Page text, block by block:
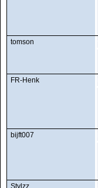
tomson
FR-Henk
bijft007
Stylzz